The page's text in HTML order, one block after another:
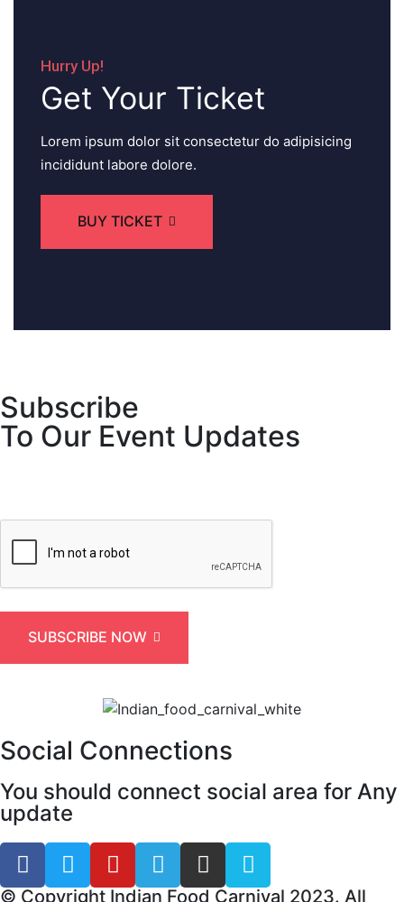
Hurry Up!
Get Your Ticket
Lorem ipsum dolor sit consectetur do adipisicing
incididunt labore dolore.
BUY TICKET
Subscribe
To Our Event Updates
SUBSCRIBE NOW
Social Connections
You should connect social area for Any
update
© Copyright Indian Food Carnival 2023. All